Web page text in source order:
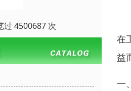
过 4500687 次
在
益
一